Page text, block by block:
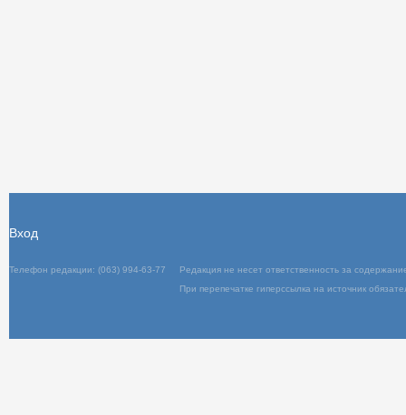
Телефон редакции: (063) 994-63-77
При